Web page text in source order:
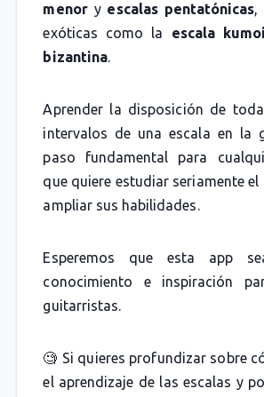
menory escalas pentatónicas,
exóticas como la escala kumoi
bizantina.
Aprender la disposición de
intervalos de una escala en la
paso fundamental para
que quiere estudiar seriamente
ampliar sus habilidades.
Esperemos que esta app
conocimiento e inspiración
guitarristas.
🧐 Si quieres profundizar sobre
el aprendizaje de las escalas y